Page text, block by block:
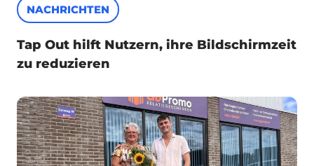
NACHRICHTEN
Tap Out hilft Nutzern, ihre Bildschirmzeit
zu reduzieren